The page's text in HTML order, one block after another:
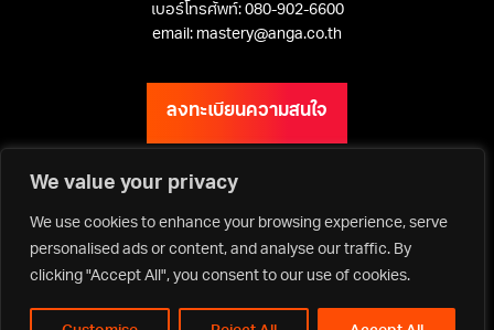
We value your privacy
We use cookies to enhance your browsing experience, serve
personalised ads or content, and analyse our traffic. By
clicking "Accept All", you consent to our use of cookies.
เบอร์โทรศัพท์: 080-902-6600
email: mastery@anga.co.th
ลงทะเบียนความสนใจ